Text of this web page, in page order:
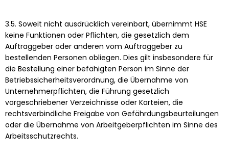
3.5. Soweit nicht ausdrücklich vereinbart, übernimmt HSE
keine Funktionen oder Pflichten, die gesetzlich dem
Auftraggeber oder anderen vom Auftraggeber zu
bestellenden Personen obliegen. Dies gilt insbesondere für
die Bestellung einer befähigten Person im Sinne der
Betriebssicherheitsverordnung, die Übernahme von
Unternehmerpflichten, die Führung gesetzlich
vorgeschriebener Verzeichnisse oder Karteien, die
rechtsverbindliche Freigabe von Gefährdungsbeurteilungen
oder die Übernahme von Arbeitgeberpflichten im Sinne des
Arbeitsschutzrechts.